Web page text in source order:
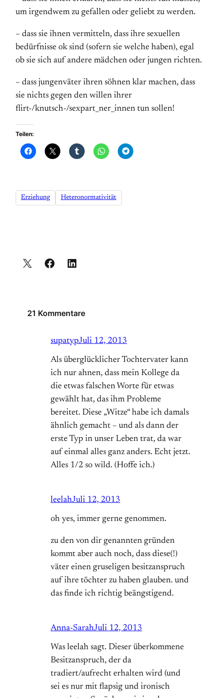
um irgendwem zu gefallen oder geliebt zu werden.
– dass sie ihnen vermitteln, dass ihre sexuellen
bedürfnisse ok sind (sofern sie welche haben), egal
ob sie sich auf andere mädchen oder jungen richten.
– dass jungenväter ihren söhnen klar machen, dass
sie nichts gegen den willen ihrer
flirt-/knutsch-/sexpart_ner_innen tun sollen!
Teilen:
Erziehung Heteronormativität
21 Kommentare
supatypJuli 12, 2013
Als überglücklicher Tochtervater kann
ich nur ahnen, dass mein Kollege da
die etwas falschen Worte für etwas
gewählt hat, das ihm Probleme
bereitet. Diese „Witze“ habe ich damals
ähnlich gemacht – und als dann der
erste Typ in unser Leben trat, da war
auf einmal alles ganz anders. Echt jetzt.
Alles 1/2 so wild. (Hoffe ich.)
leelahJuli 12, 2013
oh yes, immer gerne genommen.
zu den von dir genannten gründen
kommt aber auch noch, dass diese(!)
väter einen gruseligen besitzanspruch
auf ihre töchter zu haben glauben. und
das finde ich richtig beängstigend.
Anna-SarahJuli 12, 2013
Was leelah sagt. Dieser überkommene
Besitzanspruch, der da
tradiert/aufrecht erhalten wird (und
sei es nur mit flapsig und ironisch